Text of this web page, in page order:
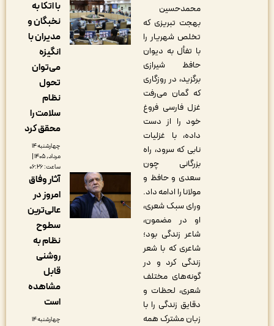
محمدحسین
بهجت تبریزی که
تخلص شهریار را
با تفأل به دیوان
حافظ شیرازی
برگزید، در روزگاری
که گمان می‌رفت
غزل فارسی فروغ
خود را از دست
داده، با غزلیات
نابی که سرود، راه
بزرگانی چون
سعدی و حافظ و
مولانا را ادامه داد.
ورای سبک شعری،
او در مضمون،
شاعر زندگی بود؛
شاعری که با شعر
زندگی کرد و در
گونه‌های مختلف
شعری، لحظات و
دقایق زندگی را با
زبان مشترک همه
با اتکا به
نخبگان و
مدیران با
می‌توان
سلامت را
محقق کرد
چهارشنبه ۱۴
مرداد, ۱۴۰۵ |
آثار وفاق
امروز در
عالی‌ترین
نظام به
مشاهده
چهارشنبه ۱۴